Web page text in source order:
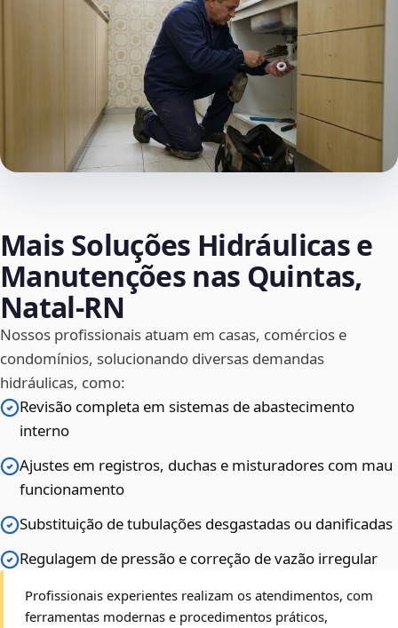
Mais Soluções Hidráulicas e
Manutenções nas Quintas,
Natal‑RN
Nossos profissionais atuam em casas, comércios e
condomínios, solucionando diversas demandas
hidráulicas, como:
Revisão completa em sistemas de abastecimento
interno
Ajustes em registros, duchas e misturadores com mau
funcionamento
Substituição de tubulações desgastadas ou danificadas
Regulagem de pressão e correção de vazão irregular
Profissionais experientes realizam os atendimentos, com
ferramentas modernas e procedimentos práticos,